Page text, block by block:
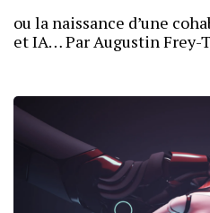
ou la naissance d’une
et IA… Par Augustin Frey-